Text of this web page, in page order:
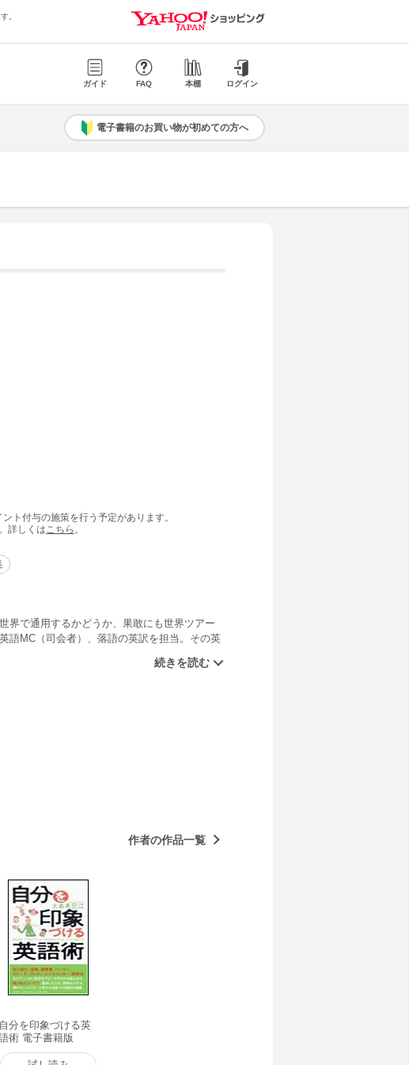
。
ガイド FAQ 本棚 ログイン
電子書籍のお買い物が初めての方へ
ト付与の施策を行う予定があります。
詳しくは こちら 。
界で通用するかどうか、果敢にも世界ツアー
語MC（司会者）、落語の英訳を担当。その英
落語５話を英和対訳で掲載。（英語で）大い
作者の作品一覧
自分を印象づける英
術 電子書籍版